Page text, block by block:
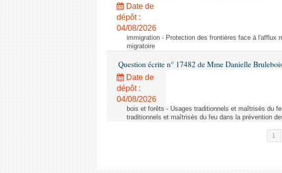
Date de
dépôt :
04/08/2026
immigration - Protection des frontières face à l'afflux
migratoire
Question écrite n° 17482 de Mme Danielle
Date de
dépôt :
04/08/2026
bois et forêts - Usages traditionnels et maîtrisés du
traditionnels et maîtrisés du feu dans la prévention
1